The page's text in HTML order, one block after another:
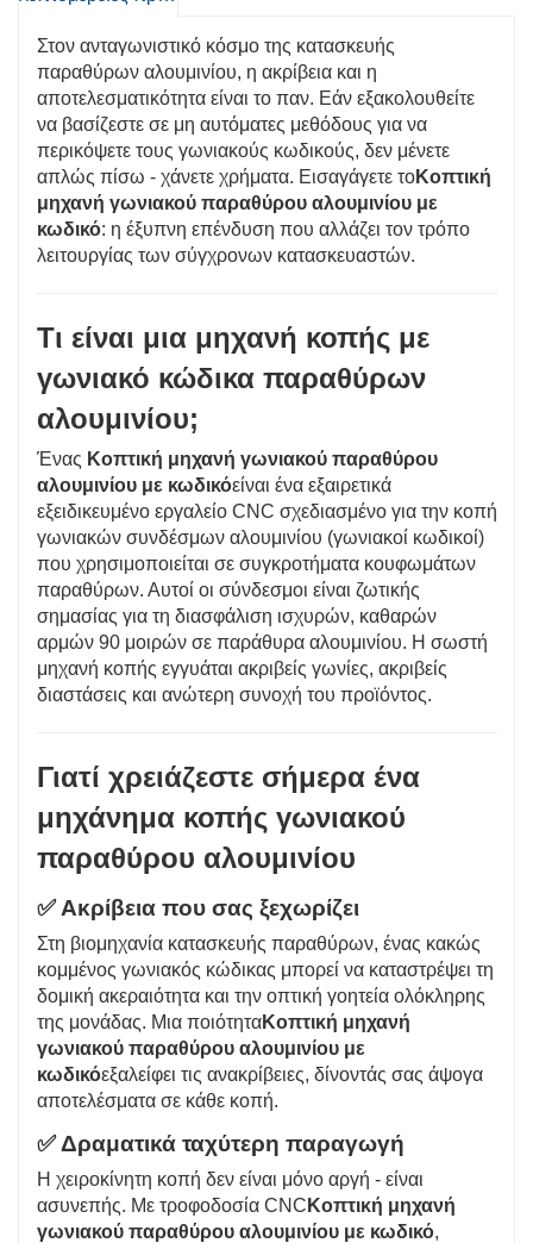
Στον ανταγωνιστικό κόσμο της κατασκευής
παραθύρων αλουμινίου, η ακρίβεια και η
αποτελεσματικότητα είναι το παν. Εάν εξακολουθείτε
να βασίζεστε σε μη αυτόματες μεθόδους για να
περικόψετε τους γωνιακούς κωδικούς, δεν μένετε
απλώς πίσω - χάνετε χρήματα. Εισαγάγετε τοΚοπτική
μηχανή γωνιακού παραθύρου αλουμινίου με
κωδικό: η έξυπνη επένδυση που αλλάζει τον τρόπο
λειτουργίας των σύγχρονων κατασκευαστών.
Τι είναι μια μηχανή κοπής με
γωνιακό κώδικα παραθύρων
αλουμινίου;
Ένας Κοπτική μηχανή γωνιακού παραθύρου
αλουμινίου με κωδικόείναι ένα εξαιρετικά
εξειδικευμένο εργαλείο CNC σχεδιασμένο για την κοπή
γωνιακών συνδέσμων αλουμινίου (γωνιακοί κωδικοί)
που χρησιμοποιείται σε συγκροτήματα κουφωμάτων
παραθύρων. Αυτοί οι σύνδεσμοι είναι ζωτικής
σημασίας για τη διασφάλιση ισχυρών, καθαρών
αρμών 90 μοιρών σε παράθυρα αλουμινίου. Η σωστή
μηχανή κοπής εγγυάται ακριβείς γωνίες, ακριβείς
διαστάσεις και ανώτερη συνοχή του προϊόντος.
Γιατί χρειάζεστε σήμερα ένα
μηχάνημα κοπής γωνιακού
παραθύρου αλουμινίου
✅Ακρίβεια που σας ξεχωρίζει
Στη βιομηχανία κατασκευής παραθύρων, ένας κακώς
κομμένος γωνιακός κώδικας μπορεί να καταστρέψει τη
δομική ακεραιότητα και την οπτική γοητεία ολόκληρης
της μονάδας. Μια ποιότηταΚοπτική μηχανή
γωνιακού παραθύρου αλουμινίου με
κωδικόεξαλείφει τις ανακρίβειες, δίνοντάς σας άψογα
αποτελέσματα σε κάθε κοπή.
✅Δραματικά ταχύτερη παραγωγή
Η χειροκίνητη κοπή δεν είναι μόνο αργή - είναι
ασυνεπής. Με τροφοδοσία CNC Κοπτική μηχανή
γωνιακού παραθύρου αλουμινίου με κωδικό,